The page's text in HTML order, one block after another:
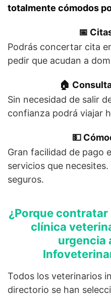
totalmente cómodos
📅
Podrás concertar cita
pedir que acudan a
🏠
Sin necesidad de salir
confianza podrá viajar
💵
Gran facilidad de pago
servicios que
seguros.
¿Porque
clínica
urgencia
Todos los veterinarios
directorio se han